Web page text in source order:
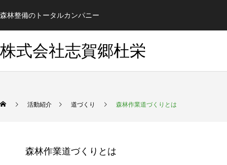
森林整備のトータルカンパニー
株式会社志賀郷杜栄
活動紹介 道づくり 森林作業道づくりとは
森林作業道づくりとは